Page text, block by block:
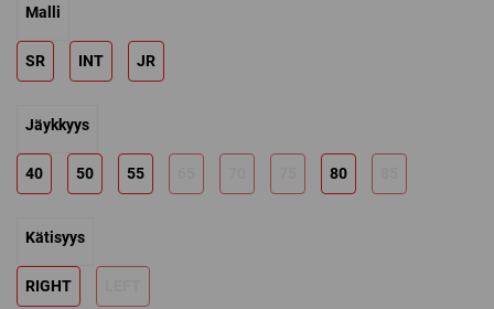
Malli
SR INT JR
Jäykkyys
40 50 55 80
Kätisyys
RIGHT